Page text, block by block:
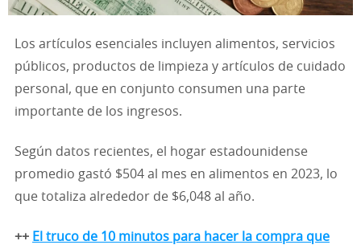
Los artículos esenciales incluyen alimentos, servicios
públicos, productos de limpieza y artículos de cuidado
personal, que en conjunto consumen una parte
importante de los ingresos.
Según datos recientes, el hogar estadounidense
promedio gastó $504 al mes en alimentos en 2023, lo
que totaliza alrededor de $6,048 al año.
++ El truco de 10 minutos para hacer la compra que